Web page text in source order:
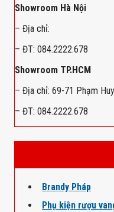
Showroom Hà Nội
– Địa chỉ:
– ĐT: 084.2222.678
Showroom TP.HCM
– Địa chỉ: 69-71 Phạm
– ĐT: 084.2222.678
Brandy Pháp
Phụ kiện rượu